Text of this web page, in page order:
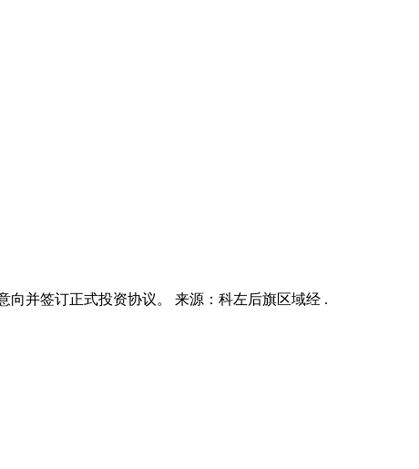
向并签订正式投资协议。 来源：科左后旗区域经 .